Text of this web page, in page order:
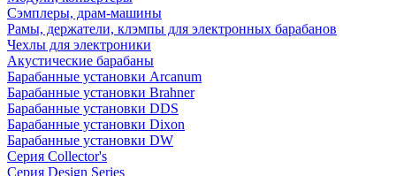
Сэмплеры, драм-машины
Рамы, держатели, клэмпы для электронных барабанов
Чехлы для электроники
Акустические барабаны
Барабанные установки Arcanum
Барабанные установки Brahner
Барабанные установки DDS
Барабанные установки Dixon
Барабанные установки DW
Серия Collector's
Серия Design Series